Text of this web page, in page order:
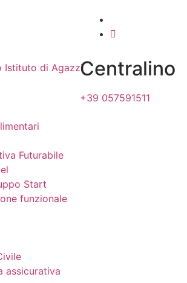
Futurabile
Start
funzionale
assicurativa
Centralino
+39 057591511